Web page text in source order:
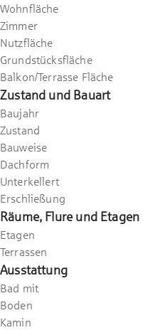
Wohnfläche
Zimmer
Nutzfläche
Grundstücksfläche
Balkon/Terrasse Fläche
Zustand und Bauart
Baujahr
Zustand
Bauweise
Dachform
Unterkellert
Erschließung
Räume, Flure und Etagen
Etagen
Terrassen
Ausstattung
Bad mit
Boden
Kamin